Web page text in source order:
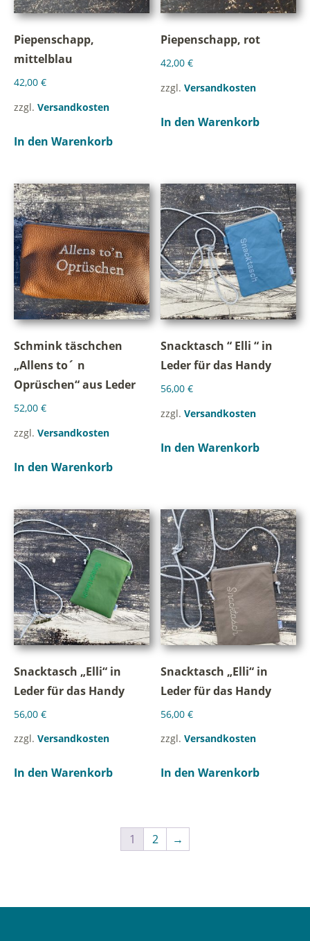
Piepenschapp,
mittelblau
42,00 €
zzgl. Versandkosten
In den Warenkorb
Piepenschapp, rot
42,00€
zzgl.Versandkosten
In den Warenkorb
Schmink täschchen
„Allens to´ n
Oprüschen“ aus Leder
52,00 €
zzgl. Versandkosten
In den Warenkorb
Snacktasch “ Elli “ in
Leder für das Handy
56,00€
zzgl.Versandkosten
In den Warenkorb
Snacktasch „Elli“ in
Leder für das Handy
56,00 €
zzgl. Versandkosten
In den Warenkorb
Snacktasch „Elli“ in
Leder für das Handy
56,00€
zzgl.Versandkosten
In den Warenkorb
1 2 →